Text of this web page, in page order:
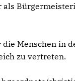
als
Menschen in
zu vertreten.